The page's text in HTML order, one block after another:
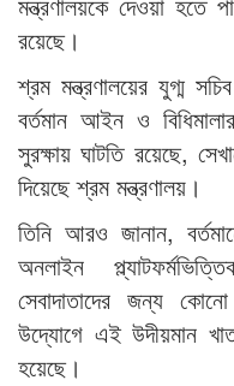
রয়েছে।
শ্রম মন্ত্রণালয়ের যুগ্ম
বর্তমান আইন ও
সুরক্ষায় ঘাটতি রয়েছে,
দিয়েছে শ্রম মন্ত্রণালয়।
তিনি আরও জানান,
অনলাইন
সেবাদাতাদের জন্য
উদ্যোগে এই উদীয়মান
হয়েছে।